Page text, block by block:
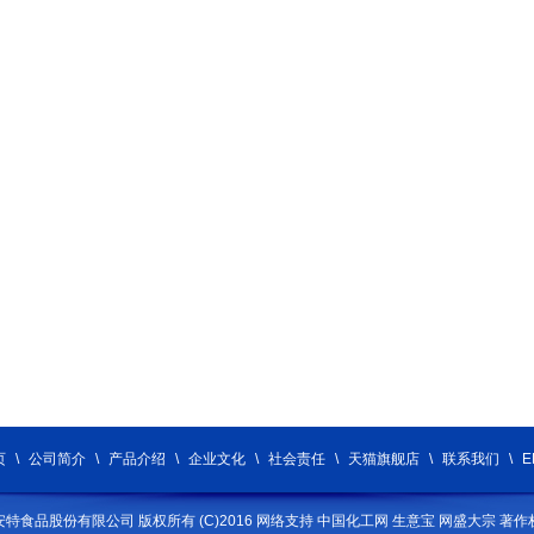
\ 公司简介 \ 产品介绍 \ 企业文化 \ 社会责任 \ 天猫旗舰店 \ 联系我们 \
特食品股份有限公司 版权所有 (C)2016 网络支持 中国化工网 生意宝 网盛大宗 著作